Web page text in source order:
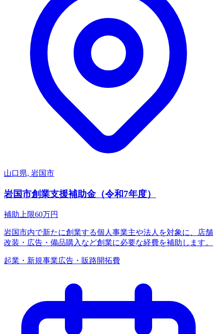
山口県, 岩国市
岩国市創業支援補助金（令和7年度）
補助上限60万円
岩国市内で新たに創業する個人事業主や法人を対象に、店舗
改装・広告・備品購入など創業に必要な経費を補助します。
起業・新規事業広告・販路開拓費